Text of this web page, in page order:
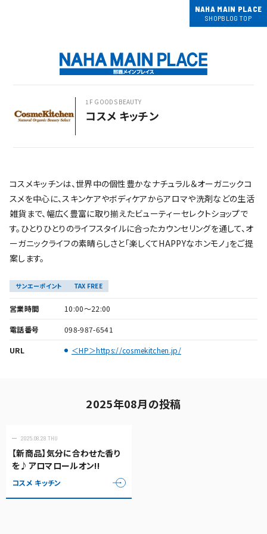
NAHA MAIN PLACE
SHOPBLOG TOP
1F GOODS BEAUTY
コスメ キッチン
コスメキッチンは、世界中の個性豊かなナチュラル＆オーガニックコ
スメを中心に、スキンケアやボディケアからアロマや洗剤などの生活
雑貨まで、幅広く豊富に取り揃えたビューティーセレクトショップで
す。ひとりひとりのライフスタイルに合ったカウンセリングを通して、オ
ーガニックライフの素晴らしさと「楽しくてHAPPYなホンモノ」をご提
案します。
サンエーポイント TAX FREE
営業時間 10:00～22:00
電話番号 098-987-6541
URL ＜HP＞https://cosmekitchen.jp/
2025年08月の投稿
2025.08.28 THU
【新商品】気分に合わせた香り
を♪アロマロールオン‼︎
コスメ キッチン